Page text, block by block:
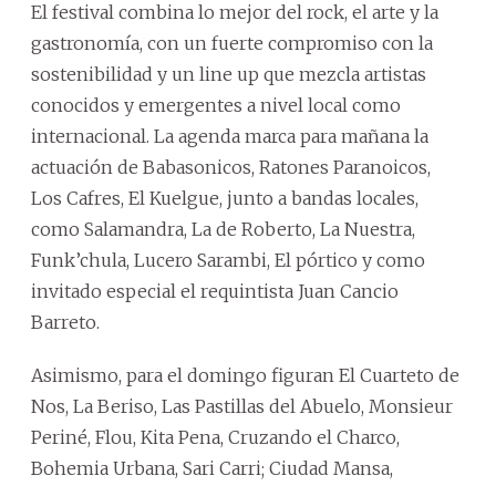
El festival combina lo mejor del rock, el arte y la
gastronomía, con un fuerte compromiso con la
sostenibilidad y un line up que mezcla artistas
conocidos y emergentes a nivel local como
internacional. La agenda marca para mañana la
actuación de Babasonicos, Ratones Paranoicos,
Los Cafres, El Kuelgue, junto a bandas locales,
como Salamandra, La de Roberto, La Nuestra,
Funk’chula, Lucero Sarambi, El pórtico y como
invitado especial el requintista Juan Cancio
Barreto.
Asimismo, para el domingo figuran El Cuarteto de
Nos, La Beriso, Las Pastillas del Abuelo, Monsieur
Periné, Flou, Kita Pena, Cruzando el Charco,
Bohemia Urbana, Sari Carri; Ciudad Mansa,